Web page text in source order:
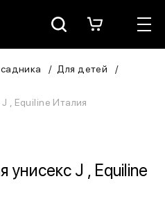
Для детей
, Equiline Италия
унисекс J , Equiline